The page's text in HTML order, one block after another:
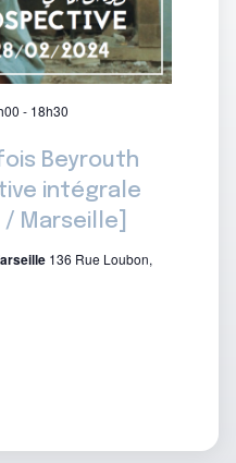
- 18h30
Beyrouth
intégrale
Marseille]
136 Rue Loubon,